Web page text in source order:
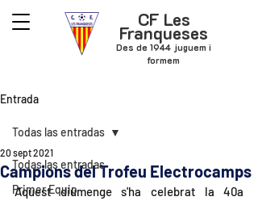
CF Les
Franqueses
Des de 1944 juguem i
formem
Entrada
Todas las entradas
Primer Equip
Todas las entradas
Campions del Trofeu Electrocamps
20 sept 2021
Aquest diumenge s'ha celebrat la 40a